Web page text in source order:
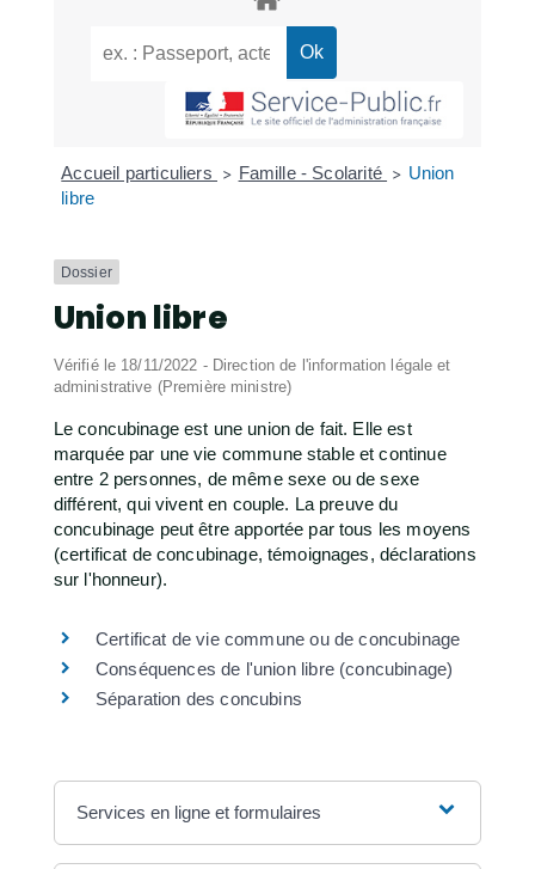
Accueil particuliers > Famille - Scolarité > Union
libre
Dossier
Union libre
Vérifié le 18/11/2022 - Direction de l'information légale et
administrative (Première ministre)
Le concubinage est une union de fait. Elle est
marquée par une vie commune stable et continue
entre 2 personnes, de même sexe ou de sexe
différent, qui vivent en couple. La preuve du
concubinage peut être apportée par tous les moyens
(certificat de concubinage, témoignages, déclarations
sur l'honneur).
Certificat de vie commune ou de concubinage
Conséquences de l'union libre (concubinage)
Séparation des concubins
Services en ligne et formulaires